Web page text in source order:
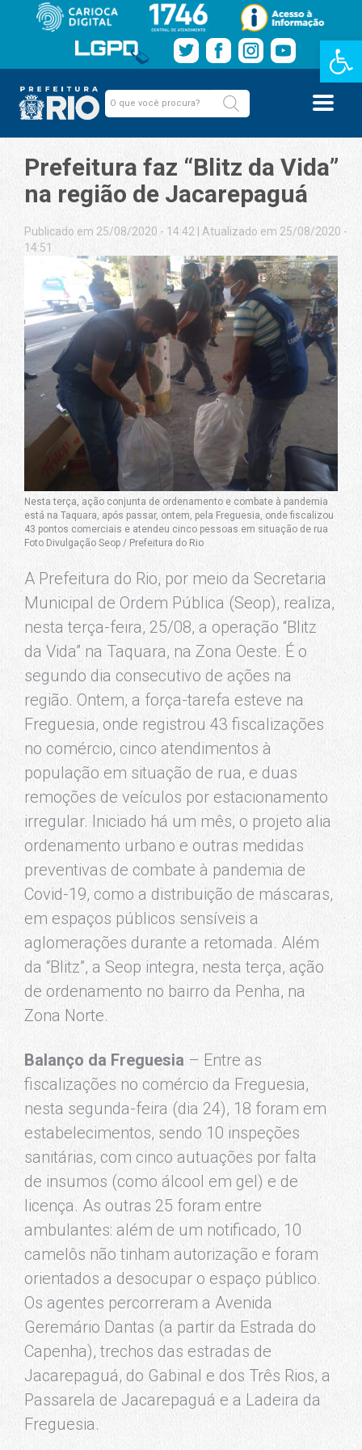
Barra de
Prefeitura faz “Blitz da Vida”
na região de Jacarepaguá
Publicado em 25/08/2020 - 14:42
Atualizado em 25/08/2020 -
14:51
Nesta terça, ação conjunta de ordenamento e combate à pandemia
está na Taquara, após passar, ontem, pela Freguesia, onde fiscalizou
43 pontos comerciais e atendeu cinco pessoas em situação de rua
Foto Divulgação Seop / Prefeitura do Rio
A Prefeitura do Rio, por meio da Secretaria
Municipal de Ordem Pública (Seop), realiza,
nesta terça-feira, 25/08, a operação “Blitz
da Vida” na Taquara, na Zona Oeste. É o
segundo dia consecutivo de ações na
região. Ontem, a força-tarefa esteve na
Freguesia, onde registrou 43 fiscalizações
no comércio, cinco atendimentos à
população em situação de rua, e duas
remoções de veículos por estacionamento
irregular. Iniciado há um mês, o projeto alia
ordenamento urbano e outras medidas
preventivas de combate à pandemia de
Covid-19, como a distribuição de máscaras,
em espaços públicos sensíveis a
aglomerações durante a retomada. Além
da “Blitz”, a Seop integra, nesta terça, ação
de ordenamento no bairro da Penha, na
Zona Norte.
Balanço da Freguesia – Entre as
fiscalizações no comércio da Freguesia,
nesta segunda-feira (dia 24), 18 foram em
estabelecimentos, sendo 10 inspeções
sanitárias, com cinco autuações por falta
de insumos (como álcool em gel) e de
licença. As outras 25 foram entre
ambulantes: além de um notificado, 10
camelôs não tinham autorização e foram
orientados a desocupar o espaço público.
Os agentes percorreram a Avenida
Geremário Dantas (a partir da Estrada do
Capenha), trechos das estradas de
Jacarepaguá, do Gabinal e dos Três Rios, a
Passarela de Jacarepaguá e a Ladeira da
Freguesia.